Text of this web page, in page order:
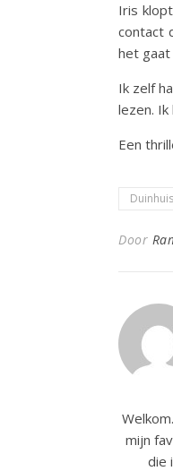
Iris
contact
het gaat
Ik zelf
lezen.
Een
Door
mijn
die